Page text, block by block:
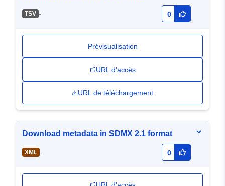
TSV - 0
Prévisualisation
URL d'accès
URL de téléchargement
Download metadata in SDMX 2.1 format
XML - 0